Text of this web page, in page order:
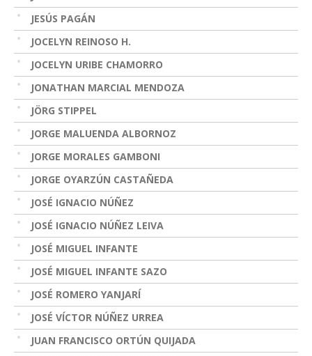
JESÚS PAGÁN
JOCELYN REINOSO H.
JOCELYN URIBE CHAMORRO
JONATHAN MARCIAL MENDOZA
JÖRG STIPPEL
JORGE MALUENDA ALBORNOZ
JORGE MORALES GAMBONI
JORGE OYARZÚN CASTAÑEDA
JOSÉ IGNACIO NÚÑEZ
JOSÉ IGNACIO NÚÑEZ LEIVA
JOSÉ MIGUEL INFANTE
JOSÉ MIGUEL INFANTE SAZO
JOSÉ ROMERO YANJARÍ
JOSÉ VÍCTOR NÚÑEZ URREA
JUAN FRANCISCO ORTÚN QUIJADA